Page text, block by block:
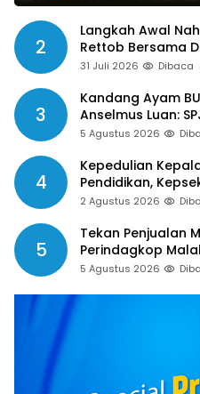
2
Langkah Awal
Rettob Bersama
Bupati Manggarai
31 Juli 2026 Dibaca
3
Kandang Ayam BUMDes Renrua Terbengkalai,
Anselmus Luan:
Aparat Desa
5 Agustus 2026
4
Kepedulian
Pendidikan,
Apresiasi
2 Agustus 2026
5
Tekan Penjualan
Perindagkop
Nomor Pengaduan
5 Agustus 2026